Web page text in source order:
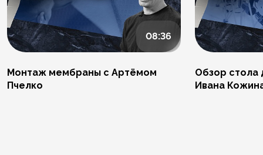
08:36
Монтаж мембраны с Артёмом
Пчелко
Обзор стола
Ивана